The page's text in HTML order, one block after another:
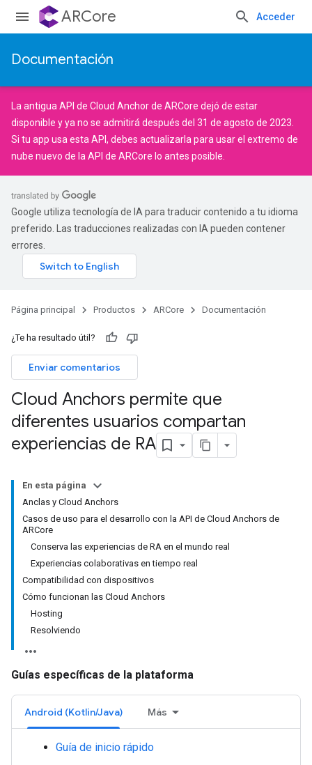
ARCore Acceder
Documentación
La antigua API de Cloud Anchor de ARCore dejó de estar
disponible y ya no se admitirá después del 31 de agosto de 2023.
Si tu app usa esta API, debes actualizarla para usar el extremo de
nube nuevo de la API de ARCore lo antes posible.
Google utiliza tecnología de IA para traducir contenido a tu idioma
preferido. Las traducciones realizadas con IA pueden contener
errores.
Página principal Productos ARCore Documentación
¿Te ha resultado útil?
Enviar comentarios
Cloud Anchors permite que
diferentes usuarios compartan
experiencias de RA
En esta página
Anclas y Cloud Anchors
Casos de uso para el desarrollo con la API de Cloud Anchors de
ARCore
Conserva las experiencias de RA en el mundo real
Experiencias colaborativas en tiempo real
Compatibilidad con dispositivos
Cómo funcionan las Cloud Anchors
Hosting
Resolviendo
Guías específicas de la plataforma
Android (Kotlin/Java) Más
Guía de inicio rápido